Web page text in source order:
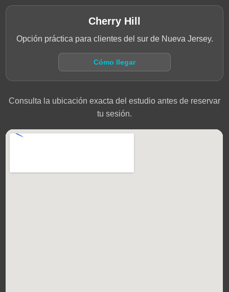
Cherry Hill
Opción práctica para clientes del sur de Nueva Jersey.
Cómo llegar
Consulta la ubicación exacta del estudio antes de reservar
tu sesión.